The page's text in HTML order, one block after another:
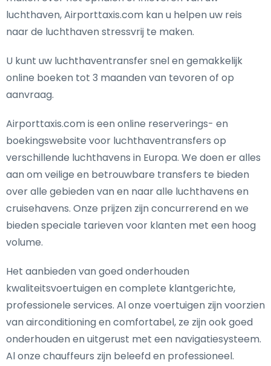
luchthaven, Airporttaxis.com kan u helpen uw reis
naar de luchthaven stressvrij te maken.
U kunt uw luchthaventransfer snel en gemakkelijk
online boeken tot 3 maanden van tevoren of op
aanvraag.
Airporttaxis.com is een online reserverings- en
boekingswebsite voor luchthaventransfers op
verschillende luchthavens in Europa. We doen er alles
aan om veilige en betrouwbare transfers te bieden
over alle gebieden van en naar alle luchthavens en
cruisehavens. Onze prijzen zijn concurrerend en we
bieden speciale tarieven voor klanten met een hoog
volume.
Het aanbieden van goed onderhouden
kwaliteitsvoertuigen en complete klantgerichte,
professionele services. Al onze voertuigen zijn voorzien
van airconditioning en comfortabel, ze zijn ook goed
onderhouden en uitgerust met een navigatiesysteem.
Al onze chauffeurs zijn beleefd en professioneel.